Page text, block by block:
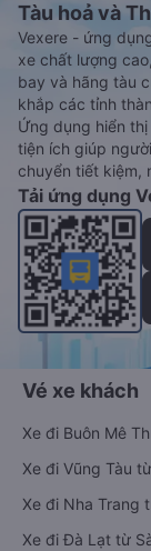
Tàu hoả và
Vexere - ứng
xe chất lượng
bay và hãng tàu
khắp các tỉnh
Ứng dụng hiển
tiện ích giúp
chuyển tiết kiệm,
Tải ứng dụng
Vé xe khách
Xe đi Buôn Mê
Xe đi Vũng Tàu
Xe đi Nha Trang
Xe đi Đà Lạt từ